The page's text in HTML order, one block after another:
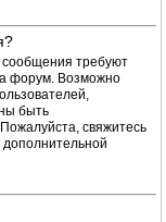
требуют
форум. Возможно
быть
свяжитесь